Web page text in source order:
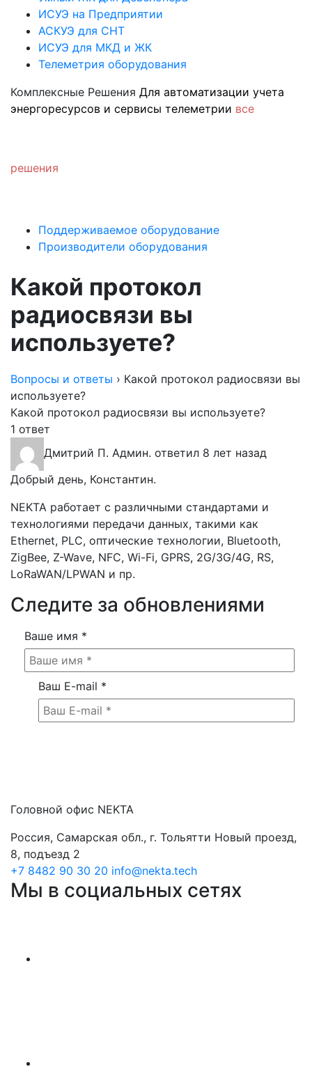
ИСУЭ на Предприятии
АСКУЭ для СНТ
ИСУЭ для МКД и ЖК
Телеметрия оборудования
Комплексные Решения Для автоматизации учета
энергоресурсов и сервисы телеметрии все
решения
Поддерживаемое оборудование
Производители оборудования
Какой протокол
радиосвязи вы
используете?
Вопросы и ответы › Какой протокол радиосвязи вы
используете?
Какой протокол радиосвязи вы используете?
1 ответ
Дмитрий П. Админ. ответил 8 лет назад
Добрый день, Константин.
NEKTA работает с различными стандартами и
технологиями передачи данных, такими как
Ethernet, PLC, оптические технологии, Bluetooth,
ZigBee, Z-Wave, NFC, Wi-Fi, GPRS, 2G/3G/4G, RS,
LoRaWAN/LPWAN и пр.
Следите за обновлениями
Ваше имя *
Ваш E-mail *
Головной офис NEKTA
Россия, Самарская обл., г. Тольятти Новый проезд,
8, подъезд 2
+7 8482 90 30 20 info@nekta.tech
Мы в социальных сетях